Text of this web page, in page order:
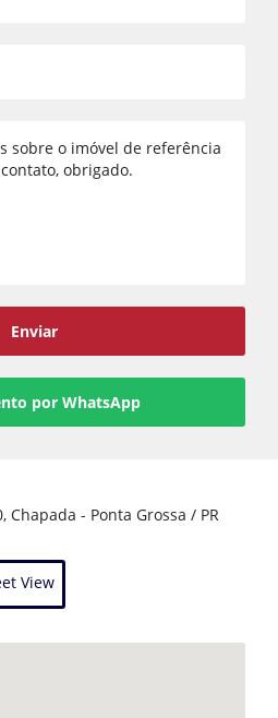
Enviar
por WhatsApp
Chapada - Ponta Grossa / PR
View